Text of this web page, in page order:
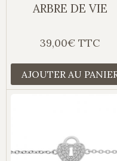
ARBRE DE VIE
39,00€ TTC
AJOUTER AU